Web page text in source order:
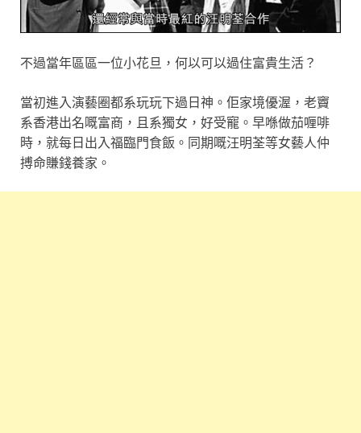
不過當年區區一位小花旦，何以可以過住富貴生活？
當初進入演藝圈都系玩玩下過日神。佢家境優渥，老竇
系香港出名嘅富商，且系獨女，好受寵。早喺做茄喱啡
時，就每日出入福臨門食飯。同期嘅汪明荃等女藝人仲
搏命賺錢養家。